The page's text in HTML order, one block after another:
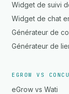
Widget de suivi
Widget de chat
Générateur de
Générateur de
EGROW VS
eGrow vs Wati